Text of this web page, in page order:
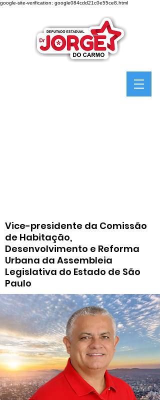
google-site-verification: google084cdd21c0e55ce8.html
Vice-presidente da Comissão
de Habitação,
Desenvolvimento e Reforma
Urbana da Assembleia
Legislativa do Estado de São
Paulo